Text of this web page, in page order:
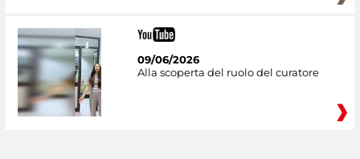
09/06/2026
Alla scoperta del ruolo del curatore